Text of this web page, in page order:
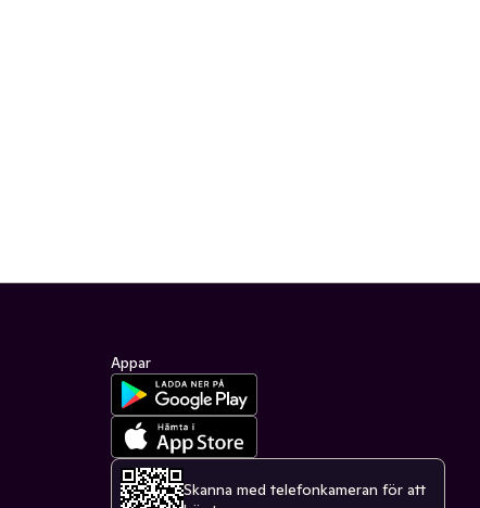
Appar
Skanna med telefonkameran för att